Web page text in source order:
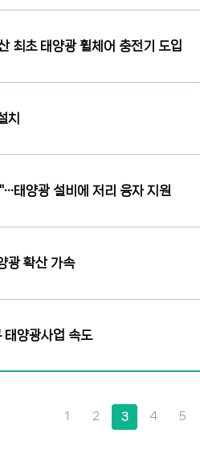
최초 태양광 휠체어 충전기 도입
치
태양광 설비에 저리 융자 지원
광 확산 가속
양광사업 속도
1 2 3 4 5